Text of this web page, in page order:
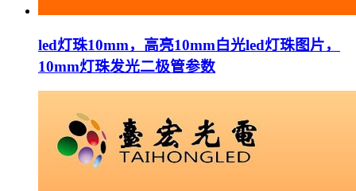
led灯珠10mm，高亮10mm白光led灯珠图片，
10mm灯珠发光二极管参数